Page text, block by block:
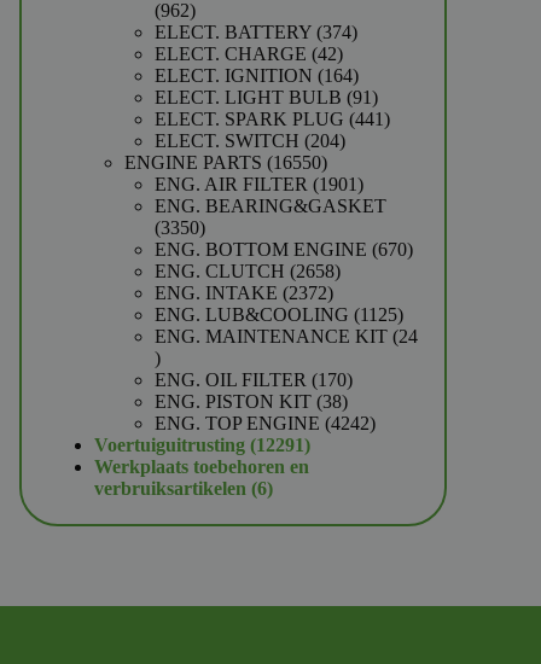
962962
producten
ELECT. BATTERY 374374
ELECT. CHARGE 4242
producten
ELECT. IGNITION 164164
producten
ELECT. LIGHT BULB 9191
producten
ELECT. SPARK PLUG 441441
ELECT. SWITCH 204204
ENGINE PARTS 1655016550
producten
ENG. AIR FILTER 19011901
producten
ENG. BEARING&GASKET
33503350
producten
ENG. BOTTOM ENGINE 670670
ENG. CLUTCH 26582658
ENG. INTAKE 23722372
producten
ENG. LUB&COOLING 11251125
producten
ENG. MAINTENANCE KIT 24
24
producten
ENG. OIL FILTER 170170
producten
ENG. PISTON KIT 3838
producten
ENG. TOP ENGINE 42424242
Voertuiguitrusting 1229112291
producten
Werkplaats toebehoren en
verbruiksartikelen 66